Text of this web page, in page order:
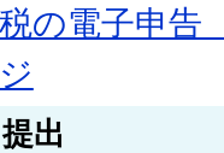
の電子申告
出